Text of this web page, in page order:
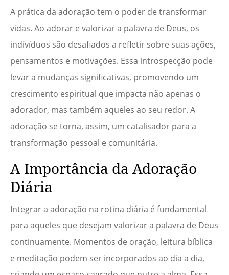
A prática da adoração tem o poder de transformar
vidas. Ao adorar e valorizar a palavra de Deus, os
indivíduos são desafiados a refletir sobre suas ações,
pensamentos e motivações. Essa introspecção pode
levar a mudanças significativas, promovendo um
crescimento espiritual que impacta não apenas o
adorador, mas também aqueles ao seu redor. A
adoração se torna, assim, um catalisador para a
transformação pessoal e comunitária.
A Importância da Adoração
Diária
Integrar a adoração na rotina diária é fundamental
para aqueles que desejam valorizar a palavra de Deus
continuamente. Momentos de oração, leitura bíblica
e meditação podem ser incorporados ao dia a dia,